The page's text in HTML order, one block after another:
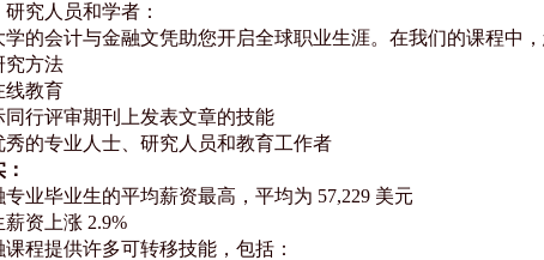
究人员和学者：
的会计与金融文凭助您开启全球职业生涯。在我们的课程中，
究方法
线教育
同行评审期刊上发表文章的技能
秀的专业人士、研究人员和教育工作者
业毕业生的平均薪资最高，平均为 57,229 美元
资上涨 2.9%
程提供许多可转移技能，包括：